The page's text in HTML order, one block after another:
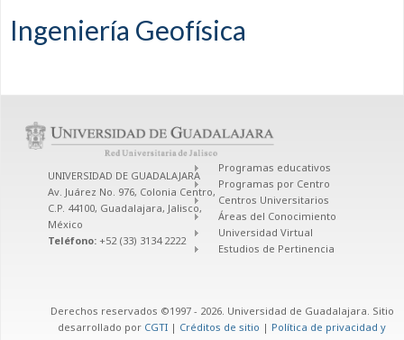
Ingeniería Geofísica
UNIVERSIDAD DE GUADALAJARA
Av. Juárez No. 976, Colonia Centro,
C.P. 44100, Guadalajara, Jalisco,
México
Teléfono: +52 (33) 3134 2222
Programas educativos
Programas por Centro
Centros Universitarios
Áreas del Conocimiento
Universidad Virtual
Estudios de Pertinencia
Derechos reservados ©1997 - 2026. Universidad de Guadalajara. Sitio
desarrollado por CGTI | Créditos de sitio | Política de privacidad y